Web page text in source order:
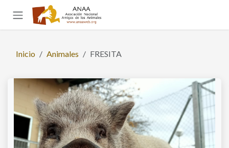
Ir al contenido
Inicio Animales FRESITA